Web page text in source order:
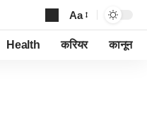
Font
Resizer
Aa
Health करियर कानून